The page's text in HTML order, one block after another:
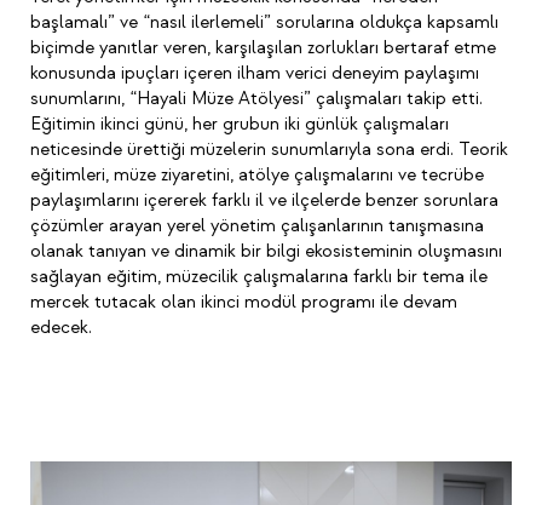
başlamalı” ve “nasıl ilerlemeli” sorularına oldukça kapsamlı
biçimde yanıtlar veren, karşılaşılan zorlukları bertaraf etme
konusunda ipuçları içeren ilham verici deneyim paylaşımı
sunumlarını, “Hayali Müze Atölyesi” çalışmaları takip etti.
Eğitimin ikinci günü, her grubun iki günlük çalışmaları
neticesinde ürettiği müzelerin sunumlarıyla sona erdi. Teorik
eğitimleri, müze ziyaretini, atölye çalışmalarını ve tecrübe
paylaşımlarını içererek farklı il ve ilçelerde benzer sorunlara
çözümler arayan yerel yönetim çalışanlarının tanışmasına
olanak tanıyan ve dinamik bir bilgi ekosisteminin oluşmasını
sağlayan eğitim, müzecilik çalışmalarına farklı bir tema ile
mercek tutacak olan ikinci modül programı ile devam
edecek.